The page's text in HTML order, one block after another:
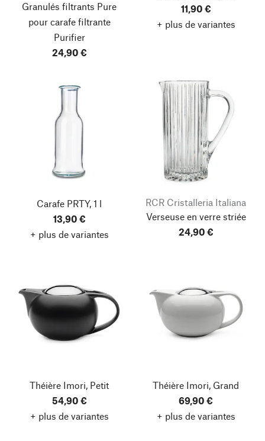
Granulés filtrants Pure
pour carafe filtrante
Purifier
24,90 €
11,90 €
+ plus de variantes
Carafe PRTY, 1 l
13,90 €
+ plus de variantes
RCR Cristalleria Italiana
Verseuse en verre striée
24,90 €
Théière Imori, Petit
54,90 €
+ plus de variantes
Théière Imori, Grand
69,90 €
+ plus de variantes